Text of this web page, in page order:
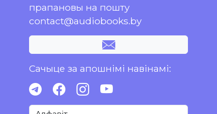
прапановы на пошту
contact@audiobooks.by
Сачыце за апошнімі навінамі: